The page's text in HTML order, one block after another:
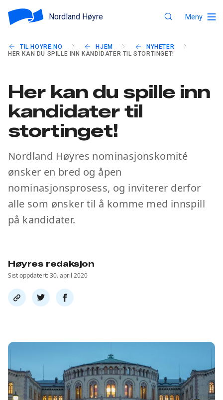
Nordland Høyre Meny
TIL HOYRE.NO HJEM
NYHETER
HER KAN DU SPILLE INN KANDIDATER TIL STORTINGET!
Her kan du spille inn
kandidater til
stortinget!
Nordland Høyres nominasjonskomité
ønsker en bred og åpen
nominasjonsprosess, og inviterer derfor
alle som ønsker til å komme med innspill
på kandidater.
Høyres redaksjon
Sist oppdatert: 30. april 2020
Del
link
Del
på
Del
på